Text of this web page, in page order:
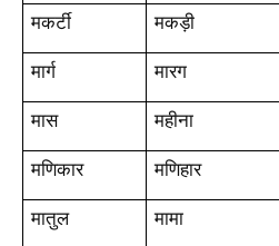
मकर्टी मकड़ी
मार्ग मारग
मास महीना
मणिकार मणिहार
मातुल मामा